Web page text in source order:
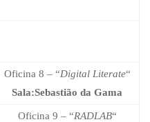
Oficina 8 – “Digital Literate“
Sala:Sebastião da Gama
Oficina 9 – “RADLAB“